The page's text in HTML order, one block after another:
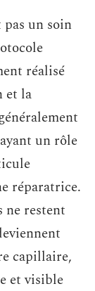
un soin
réalisé
et la
un rôle
réparatrice.
ne restent
capillaire,
et visible